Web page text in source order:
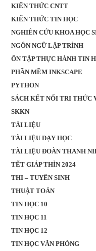
KIẾN THỨC CNTT
KIẾN THỨC TIN HỌC
NGHIÊN CỨU KHOA HỌC
NGÔN NGỮ LẬP TRÌNH
ÔN TẬP THỰC HÀNH TIN
PHẦN MỀM INKSCAPE
PYTHON
SÁCH KẾT NỐI TRI THỨC
SKKN
TÀI LIỆU
TÀI LIỆU DẠY HỌC
TÀI LIỆU ĐOÀN THANH
TẾT GIÁP THÌN 2024
THI – TUYỂN SINH
THUẬT TOÁN
TIN HỌC 10
TIN HỌC 11
TIN HỌC 12
TIN HỌC VĂN PHÒNG